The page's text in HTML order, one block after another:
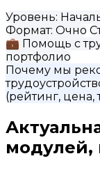
Уровень:
Формат: Очно
💼 Помощь с
портфолио
Почему мы
(рейтинг, цена,